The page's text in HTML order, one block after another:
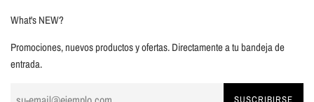
What's NEW?
Promociones, nuevos productos y ofertas. Directamente a tu bandeja de
entrada.